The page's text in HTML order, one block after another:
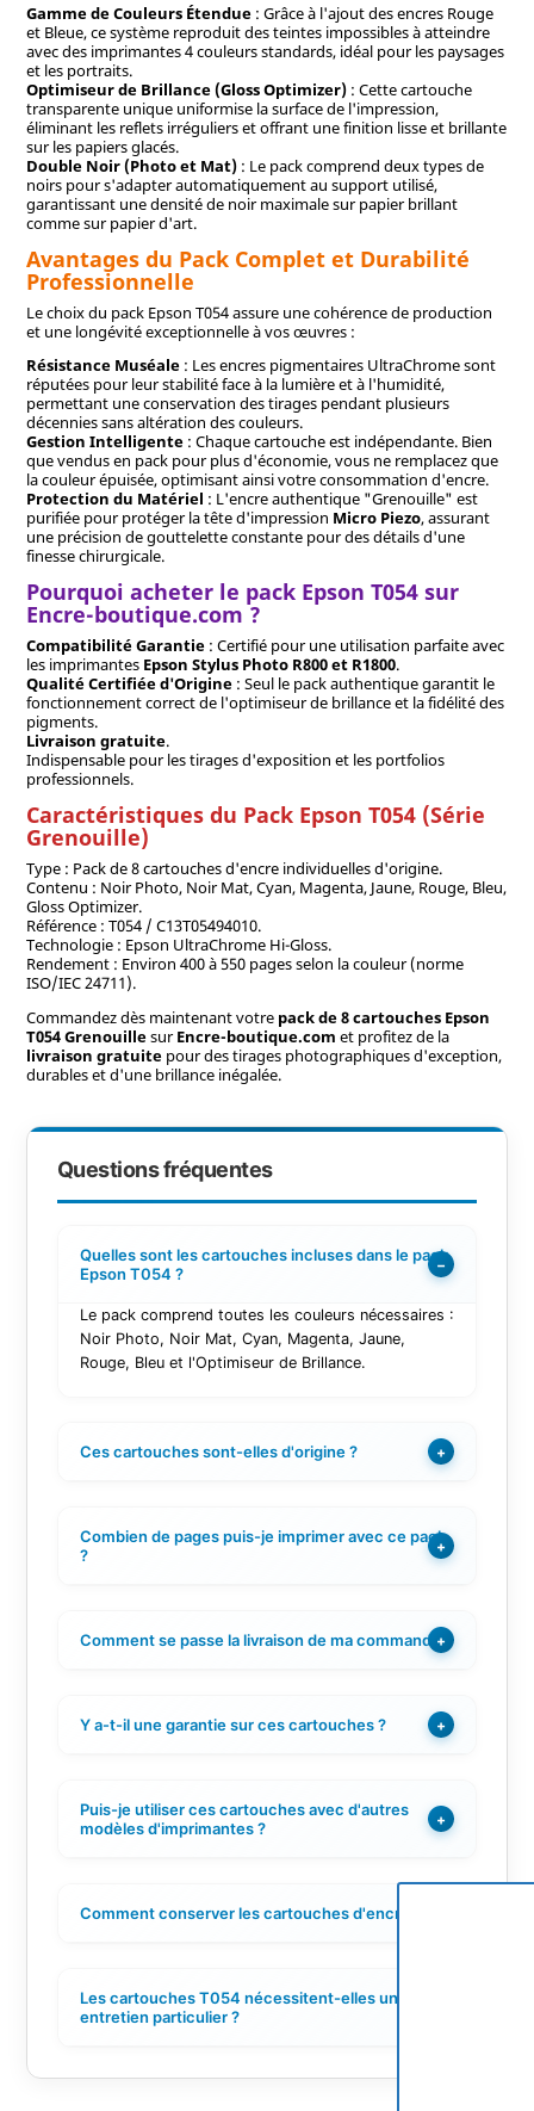
Gamme de Couleurs Étendue: Grâce à l'ajout des encres Rouge
et Bleue, ce système reproduit des teintes impossibles à atteindre
avec des imprimantes 4 couleurs standards, idéal pour les paysages
et les portraits.
Optimiseur de Brillance (Gloss Optimizer): Cette cartouche
transparente unique uniformise la surface de l'impression,
éliminant les reflets irréguliers et offrant une finition lisse et brillante
sur les papiers glacés.
Double Noir (Photo et Mat): Le pack comprend deux types de
noirs pour s'adapter automatiquement au support utilisé,
garantissant une densité de noir maximale sur papier brillant
comme sur papier d'art.
Avantages du Pack Complet et Durabilité
Professionnelle
Le choix du pack Epson T054 assure une cohérence de production
et une longévité exceptionnelle à vos œuvres :
Résistance Muséale: Les encres pigmentaires UltraChrome sont
réputées pour leur stabilité face à la lumière et à l'humidité,
permettant une conservation des tirages pendant plusieurs
décennies sans altération des couleurs.
Gestion Intelligente: Chaque cartouche est indépendante. Bien
que vendus en pack pour plus d'économie, vous ne remplacez que
la couleur épuisée, optimisant ainsi votre consommation d'encre.
Protection du Matériel : L'encre authentique "Grenouille" est
purifiée pour protéger la tête d'impression Micro Piezo, assurant
une précision de gouttelette constante pour des détails d'une
finesse chirurgicale.
Pourquoi acheter le pack Epson T054 sur
Encre-boutique.com ?
Compatibilité Garantie: Certifié pour une utilisation parfaite avec
les imprimantes Epson Stylus Photo R800 et R1800.
Qualité Certifiée d'Origine: Seul le pack authentique garantit le
fonctionnement correct de l'optimiseur de brillance et la fidélité des
pigments.
Livraison gratuite.
Indispensable pour les tirages d'exposition et les portfolios
professionnels.
Caractéristiques du Pack Epson T054 (Série
Grenouille)
Type : Pack de 8 cartouches d'encre individuelles d'origine.
Contenu : Noir Photo, Noir Mat, Cyan, Magenta, Jaune, Rouge, Bleu,
Gloss Optimizer.
Référence : T054 / C13T05494010.
Technologie : Epson UltraChrome Hi-Gloss.
Rendement : Environ 400 à 550 pages selon la couleur (norme
ISO/IEC 24711).
Commandez dès maintenant votre pack de 8 cartouches Epson
T054 GrenouillesurEncre-boutique.com et profitez de la
livraison gratuitepour des tirages photographiques d'exception,
durables et d'une brillance inégalée.
Questions fréquentes
Quelles sont les cartouches incluses dans le pack
Epson T054 ?
−
Le pack comprend toutes les couleurs nécessaires :
Noir Photo, Noir Mat, Cyan, Magenta, Jaune,
Rouge, Bleu et l'Optimiseur de Brillance.
Ces cartouches sont-elles d'origine ? +
Combien de pages puis-je imprimer avec ce pack
?
+
Comment se passe la livraison de ma commande ?
+
Y a-t-il une garantie sur ces cartouches ? +
Puis-je utiliser ces cartouches avec d'autres
modèles d'imprimantes ?
+
Comment conserver les cartouches d'encre ?
Les cartouches T054 nécessitent-elles un
entretien particulier ?